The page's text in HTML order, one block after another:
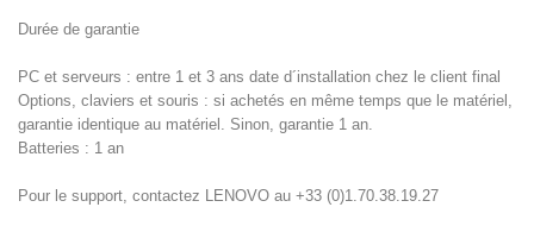
Durée de garantie
PC et serveurs : entre 1 et 3 ans date d´installation chez le client final
Options, claviers et souris : si achetés en même temps que le matériel,
garantie identique au matériel. Sinon, garantie 1 an.
Batteries : 1 an
Pour le support, contactez LENOVO au +33 (0)1.70.38.19.27